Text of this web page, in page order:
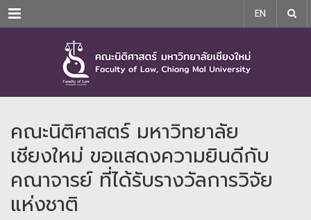
Menu EN
คณะนิติศาสตร์ มหาวิทยาลัย
เชียงใหม่ ขอแสดงความยินดีกับ
คณาจารย์ ที่ได้รับรางวัลการวิจัย
แห่งชาติ